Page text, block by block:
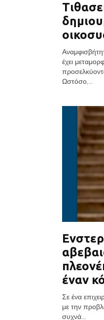
έχει
Ωστόσο,...
έναν
Σε ένα
με την
συχνά...